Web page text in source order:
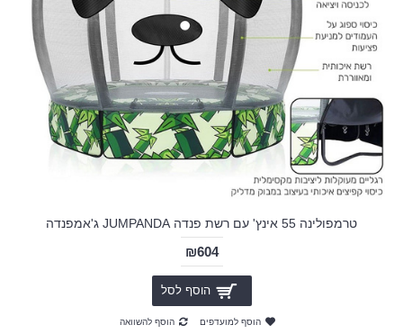
טרמפולינה 55 אינץ' עם רשת פנדה JUMPANDA ג'אמפנדה
₪604
הוסף לסל
הוסף למועדפים הוסף להשוואה